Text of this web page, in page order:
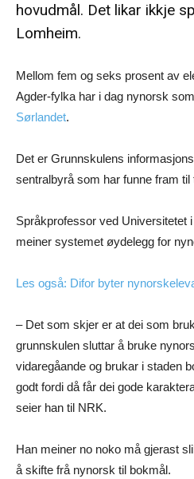
hovudmål. Det likar ikkje
Lomheim.
Mellom fem og seks prosent av
Agder-fylka har i dag nynorsk
Sørlandet.
Det er Grunnskulens
sentralbyrå som har funne fram til
Språkprofessor ved Universitetet
meiner systemet øydelegg for
Les også: Difor byter
– Det som skjer er at dei som
grunnskulen sluttar å bruke
vidaregåande og brukar i staden
godt fordi då får dei gode
seier han til NRK.
Han meiner no noko må gjerast
å skifte frå nynorsk til bokmål.